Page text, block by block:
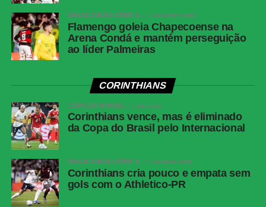
Igor Rabello e Rubens (Arana); Fausto Vera, Paulo Vitor
(Otávio) e Bernard (Palacios); Alisson, Vargas (Zaracho) e
Deyverson (Alan Kardec).Técnico:Gabriel Milito
COMENTE ABAIXO:
WhatsApp
Facebook
Twitter
Messenger
LinkedIn
BRASILEIRÃO SÉRIE A 2 semanas atrás
Flamengo goleia Chapecoense na
Arena Condá e mantém perseguição
ao líder Palmeiras
CORINTHIANS
COPA DO BRASIL 1 dia atrás
Corinthians vence, mas é eliminado
da Copa do Brasil pelo Internacional
BRASILEIRÃO SÉRIE A 1 semana atrás
Corinthians cria pouco e empata sem
gols com o Athletico-PR